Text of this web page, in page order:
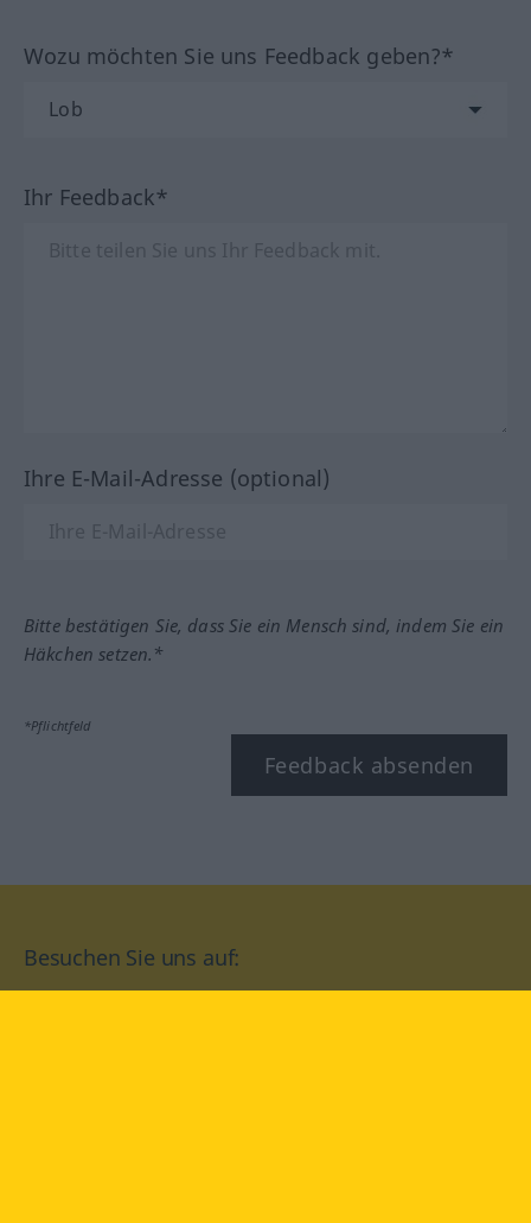
Wozu möchten Sie uns Feedback geben?*
Ihr Feedback*
Ihre E-Mail-Adresse (optional)
Bitte bestätigen Sie, dass Sie ein Mensch sind, indem Sie ein
Häkchen setzen.*
*Pflichtfeld
Feedback absenden
Besuchen Sie uns auf: